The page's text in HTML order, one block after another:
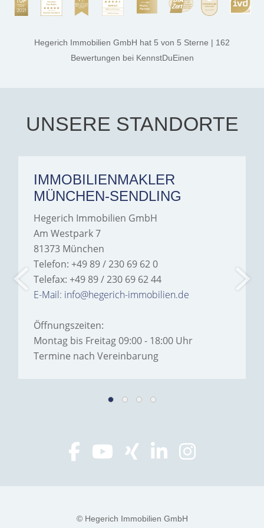
rest. They made the entire
process smooth,
thanks, and a huge part of
the credit goes to Amelie
Jamrowâ€”she was
exceptionally professional,
Hegerich Immobilien to
anyone looking for a home.
Hegerich Immobilien GmbH hat 5 von 5 Sterne | 162
Bewertungen bei KennstDuEinen
UNSERE STANDORTE
IMMOBILIENMAKLER
MÜNCHEN-SENDLING
Hegerich Immobilien GmbH
Am Westpark 7
81373 München
Telefon: +49 89 / 230 69 62 0
Telefax: +49 89 / 230 69 62 44
E-Mail: info@hegerich-immobilien.de
Öffnungszeiten:
Montag bis Freitag 09:00 - 18:00 Uhr
Termine nach Vereinbarung
© Hegerich Immobilien GmbH